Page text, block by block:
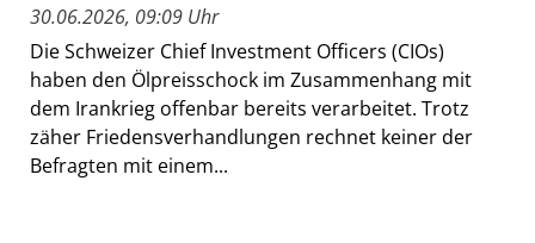
30.06.2026, 09:09 Uhr
Die Schweizer Chief Investment Officers (CIOs)
haben den Ölpreisschock im Zusammenhang mit
dem Irankrieg offenbar bereits verarbeitet. Trotz
zäher Friedensverhandlungen rechnet keiner der
Befragten mit einem...